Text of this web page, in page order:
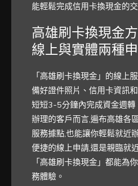
能輕鬆完成信用卡換現金的交
高雄刷卡換現金
線上與實體兩種
「高雄刷卡換現金」的線上
備好證件照片、信用卡資訊
短短3-5分鐘內完成資金週轉
辦理的客戶而言,遍布高雄各
服務據點,也能讓你輕鬆就近
便捷的線上申請,還是親臨就
「高雄刷卡換現金」都能為
務體驗。